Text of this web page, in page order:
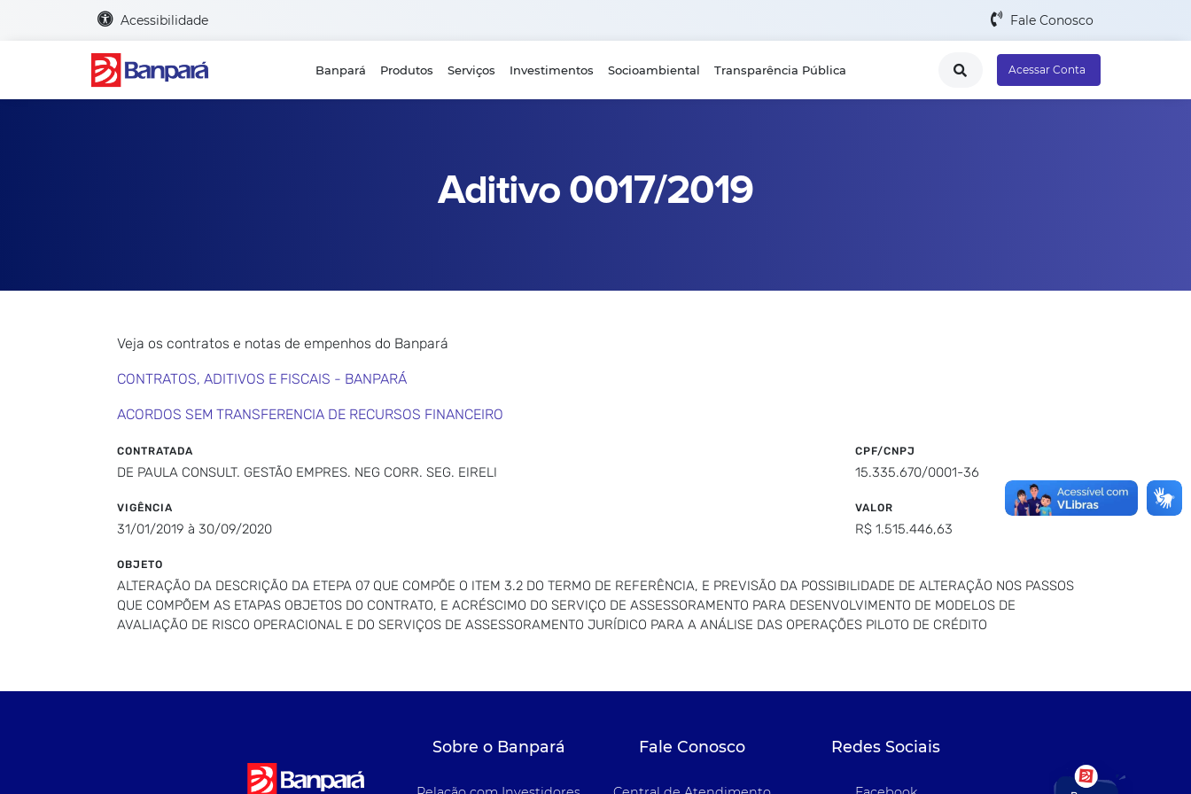
Acessibilidade Fale Conosco
Banpará Produtos Serviços Investimentos Socioambiental Transparência Pública Acessar Conta
Aditivo 0017/2019
Veja os contratos e notas de empenhos do Banpará
CONTRATOS, ADITIVOS E FISCAIS - BANPARÁ
ACORDOS SEM TRANSFERENCIA DE RECURSOS FINANCEIRO
CONTRATADA
DE PAULA CONSULT. GESTÃO EMPRES. NEG CORR. SEG. EIRELI
CPF/CNPJ
15.335.670/0001-36
VIGÊNCIA
31/01/2019 à 30/09/2020
VALOR
R$ 1.515.446,63
OBJETO
ALTERAÇÃO DA DESCRIÇÃO DA ETEPA 07 QUE COMPÕE O ITEM 3.2 DO TERMO DE REFERÊNCIA, E PREVISÃO DA POSSIBILIDADE DE ALTERAÇÃO NOS PASSOS
QUE COMPÕEM AS ETAPAS OBJETOS DO CONTRATO, E ACRÉSCIMO DO SERVIÇO DE ASSESSORAMENTO PARA DESENVOLVIMENTO DE MODELOS DE
AVALIAÇÃO DE RISCO OPERACIONAL E DO SERVIÇOS DE ASSESSORAMENTO JURÍDICO PARA A ANÁLISE DAS OPERAÇÕES PILOTO DE CRÉDITO
Sobre o Banpará Fale Conosco Redes Sociais